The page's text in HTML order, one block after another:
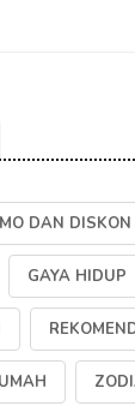
DAN DISKON
GAYA HIDUP